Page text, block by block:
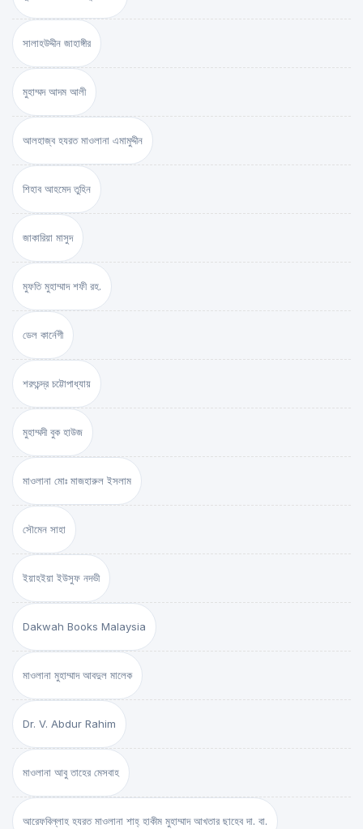
সালাহউদ্দীন জাহাঙ্গীর
মুহাম্মদ আদম আলী
আলহাজ্ব হযরত মাওলানা এমামুদ্দীন
শিহাব আহমেদ তুহিন
জাকারিয়া মাসুদ
মুফতি মুহাম্মাদ শফী রহ.
ডেল কার্নেগী
শরৎচন্দ্র চট্টোপাধ্যায়
মুহাম্মদী বুক হাউজ
মাওলানা মোঃ মাজহারুল ইসলাম
সৌমেন সাহা
ইয়াহইয়া ইউসুফ নদভী
Dakwah Books Malaysia
মাওলানা মুহাম্মাদ আবদুল মালেক
Dr. V. Abdur Rahim
মাওলানা আবু তাহের মেসবাহ
আরেফবিল্লাহ হযরত মাওলানা শাহ্ হাকীম মুহাম্মাদ আখতার ছাহেব দা. বা.